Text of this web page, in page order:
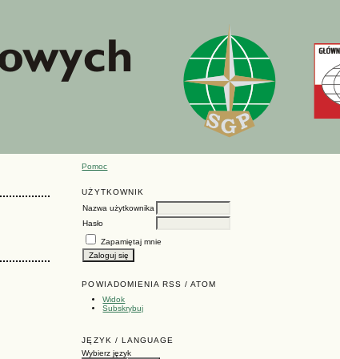
Pomoc
UŻYTKOWNIK
Nazwa użytkownika
Hasło
Zapamiętaj mnie
POWIADOMIENIA RSS / ATOM
Widok
Subskrybuj
JĘZYK / LANGUAGE
Wybierz język